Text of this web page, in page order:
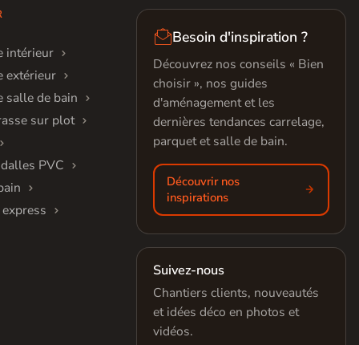
intérieur
extérieur
salle de bain
sur plot
PVC
Besoin d'inspiration ?
Découvrez nos conseils « Bien
choisir », nos guides
d'aménagement et les
dernières tendances carrelage,
parquet et salle de bain.
Découvrir nos
inspirations
Suivez-nous
Chantiers clients, nouveautés
et idées déco en photos et
vidéos.